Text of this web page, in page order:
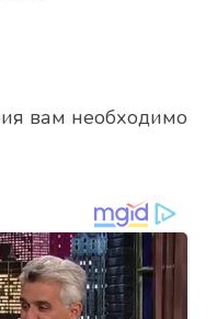
вам необходимо